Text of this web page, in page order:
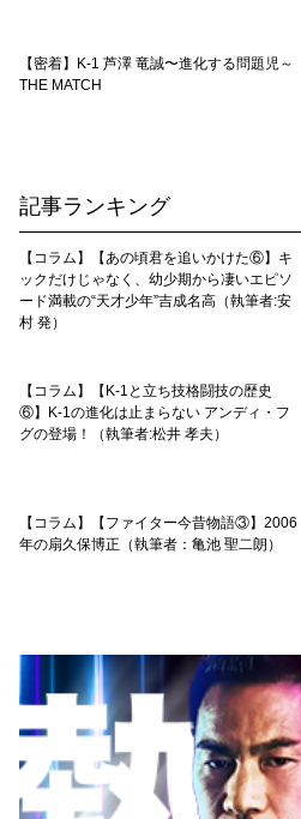
【密着】K-1 芦澤 竜誠〜進化する問題児～
THE MATCH
記事ランキング
【コラム】【あの頃君を追いかけた⑥】キ
ックだけじゃなく、幼少期から凄いエピソ
ード満載の“天才少年”吉成名高（執筆者:安
村 発）
【コラム】【K-1と立ち技格闘技の歴史
⑥】K-1の進化は止まらない アンディ・フ
グの登場！（執筆者:松井 孝夫）
【コラム】【ファイター今昔物語③】2006
年の扇久保博正（執筆者：亀池 聖二朗）